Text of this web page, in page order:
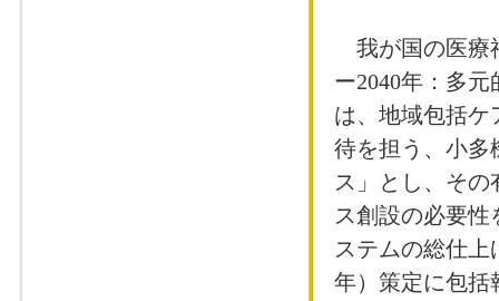
我が国の医療
ー2040年：多
は、地域包括ケ
待を担う、小多
ス」とし、そ
ス創設の必要
ステムの総仕上
年）策定に包括